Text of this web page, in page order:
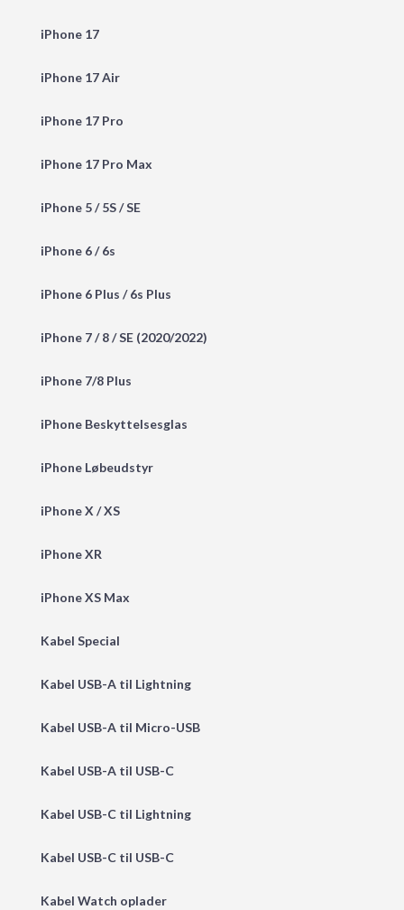
iPhone 17
iPhone 17 Air
iPhone 17 Pro
iPhone 17 Pro Max
iPhone 5 / 5S / SE
iPhone 6 / 6s
iPhone 6 Plus / 6s Plus
iPhone 7 / 8 / SE (2020/2022)
iPhone 7/8 Plus
iPhone Beskyttelsesglas
iPhone Løbeudstyr
iPhone X / XS
iPhone XR
iPhone XS Max
Kabel Special
Kabel USB-A til Lightning
Kabel USB-A til Micro-USB
Kabel USB-A til USB-C
Kabel USB-C til Lightning
Kabel USB-C til USB-C
Kabel Watch oplader